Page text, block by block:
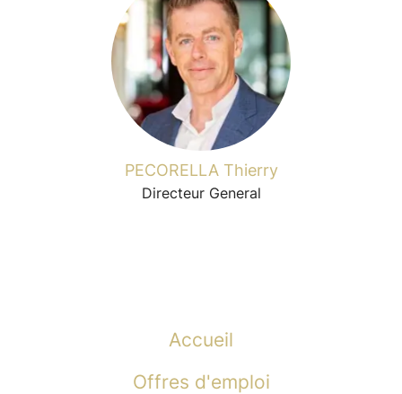
PECORELLA Thierry
Directeur General
Accueil
Offres d'emploi